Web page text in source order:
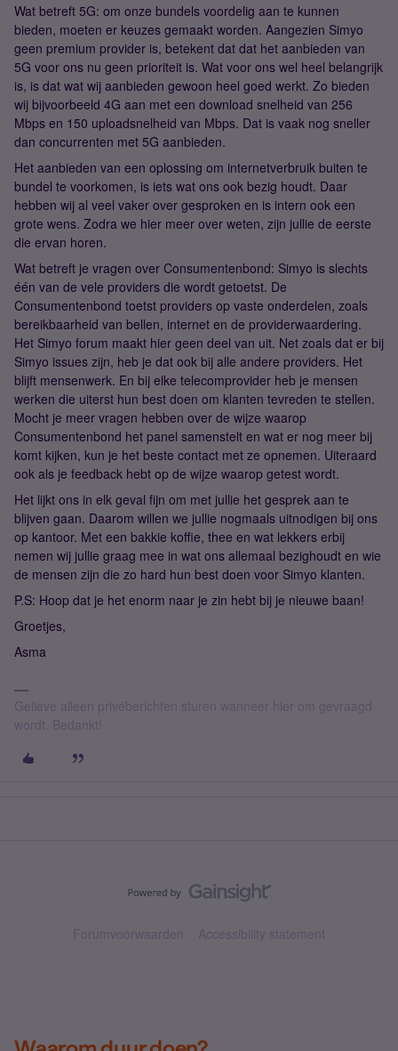
Wat betreft 5G: om onze bundels voordelig aan te kunnen
bieden, moeten er keuzes gemaakt worden. Aangezien Simyo
geen premium provider is, betekent dat dat het aanbieden van
5G voor ons nu geen prioriteit is. Wat voor ons wel heel belangrijk
is, is dat wat wij aanbieden gewoon heel goed werkt. Zo bieden
wij bijvoorbeeld 4G aan met een download snelheid van 256
Mbps en 150 uploadsnelheid van Mbps. Dat is vaak nog sneller
dan concurrenten met 5G aanbieden.
Het aanbieden van een oplossing om internetverbruik buiten te
bundel te voorkomen, is iets wat ons ook bezig houdt. Daar
hebben wij al veel vaker over gesproken en is intern ook een
grote wens. Zodra we hier meer over weten, zijn jullie de eerste
die ervan horen.
Wat betreft je vragen over Consumentenbond: Simyo is slechts
één van de vele providers die wordt getoetst. De
Consumentenbond toetst providers op vaste onderdelen, zoals
bereikbaarheid van bellen, internet en de providerwaardering.
Het Simyo forum maakt hier geen deel van uit. Net zoals dat er bij
Simyo issues zijn, heb je dat ook bij alle andere providers. Het
blijft mensenwerk. En bij elke telecomprovider heb je mensen
werken die uiterst hun best doen om klanten tevreden te stellen.
Mocht je meer vragen hebben over de wijze waarop
Consumentenbond het panel samenstelt en wat er nog meer bij
komt kijken, kun je het beste contact met ze opnemen. Uiteraard
ook als je feedback hebt op de wijze waarop getest wordt.
Het lijkt ons in elk geval fijn om met jullie het gesprek aan te
blijven gaan. Daarom willen we jullie nogmaals uitnodigen bij ons
op kantoor. Met een bakkie koffie, thee en wat lekkers erbij
nemen wij jullie graag mee in wat ons allemaal bezighoudt en wie
de mensen zijn die zo hard hun best doen voor Simyo klanten.
P.S: Hoop dat je het enorm naar je zin hebt bij je nieuwe baan!
Groetjes,
Asma
Gelieve alleen privéberichten sturen wanneer hier om gevraagd
wordt. Bedankt!
Forumvoorwaarden Accessibility statement